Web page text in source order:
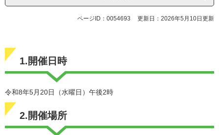
ページID：0054693 更新日：2026年5月10日更新
1.開催日時
令和8年5月20日（水曜日）午後2時
2.開催場所